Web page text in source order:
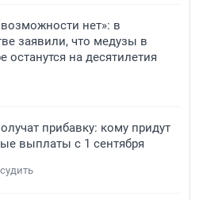
нет»: в
заявили, что медузы в
останутся на десятилетия
прибавку: кому придут
выплаты с 1 сентября